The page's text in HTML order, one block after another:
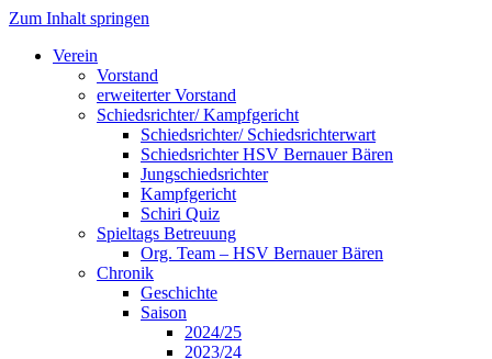
Zum Inhalt springen
Verein
Vorstand
erweiterter Vorstand
Schiedsrichter/ Kampfgericht
Schiedsrichter/ Schiedsrichterwart
Schiedsrichter HSV Bernauer Bären
Jungschiedsrichter
Kampfgericht
Schiri Quiz
Spieltags Betreuung
Org. Team – HSV Bernauer Bären
Chronik
Geschichte
Saison
2024/25
2023/24